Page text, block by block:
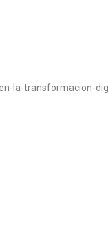
la-transformacion-